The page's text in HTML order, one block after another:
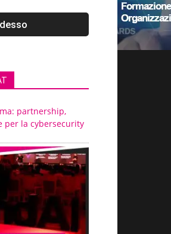
partnership,
per la cybersecurity